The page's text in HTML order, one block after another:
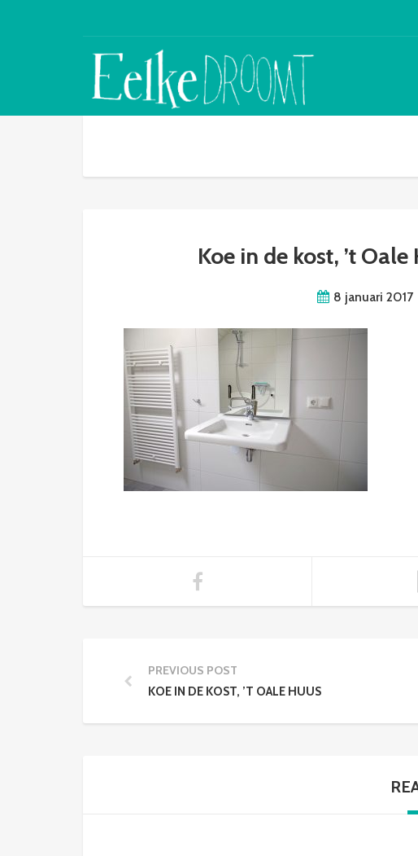
Koe in de kost, ’t
8 januari 2017
PREVIOUS POST
KOE IN DE KOST, ’T OALE HUUS